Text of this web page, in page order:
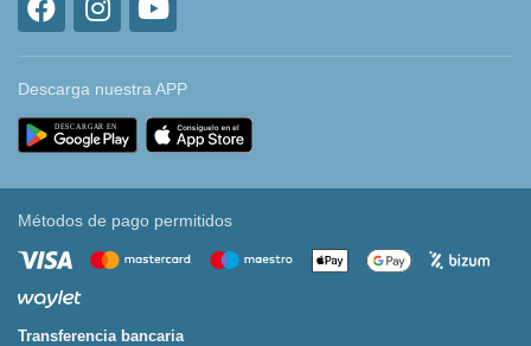
Descarga nuestra APP
Métodos de pago permitidos
Transferencia bancaria